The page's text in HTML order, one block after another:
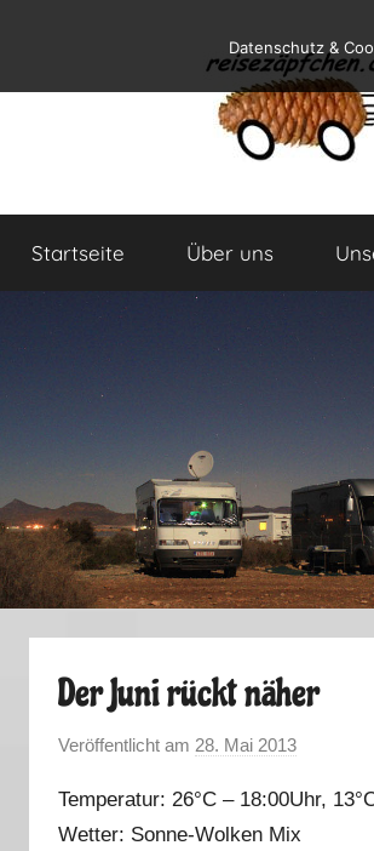
springen
Reiseblog
und
Leben
Startseite Über uns
Der Juni rückt näher
Veröffentlicht am 28. Mai 2013
n
M
Temperatur: 26°C – 18:00Uhr,
Wetter: Sonne-Wolken Mix
Datenschutz &